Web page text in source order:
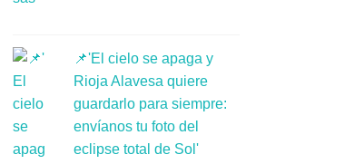
📌'El cielo se apaga y
Rioja Alavesa quiere
guardarlo para siempre:
envíanos tu foto del
eclipse total de Sol'